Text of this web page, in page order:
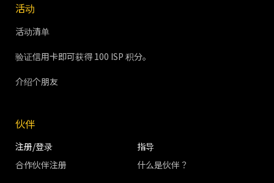
活动
活动清单
验证信用卡即可获得 100 ISP 积分。
介绍个朋友
伙伴
注册/登录
合作伙伴注册
指导
什么是伙伴？